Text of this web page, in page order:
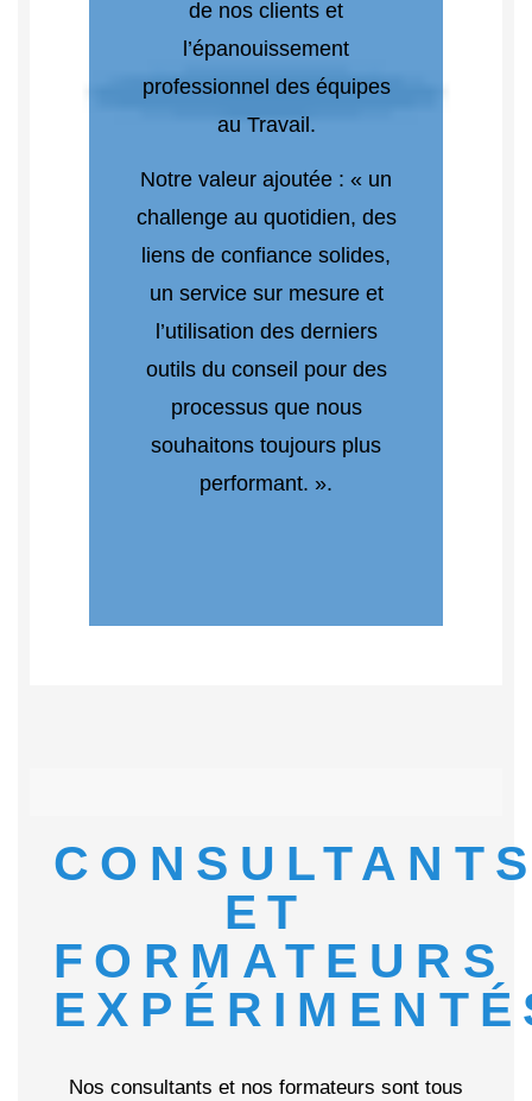
de nos clients et
l’épanouissement
professionnel des équipes
au Travail.
Notre valeur ajoutée : « un
challenge au quotidien, des
liens de confiance solides,
un service sur mesure et
l’utilisation des derniers
outils du conseil pour des
processus que nous
souhaitons toujours plus
performant. ».
ET
FORMATEURS
Nos consultants et nos formateurs sont tous